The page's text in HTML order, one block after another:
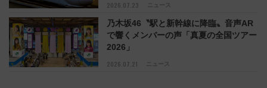
2026.07.23 ニュース
2026.07.21 ニュース
乃木坂46〝駅と新幹線に降臨〟音声AR
で響くメンバーの声「真夏の全国ツアー
2026」